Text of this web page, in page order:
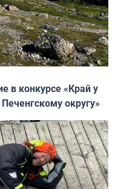
в конкурсе «Край у
округу»